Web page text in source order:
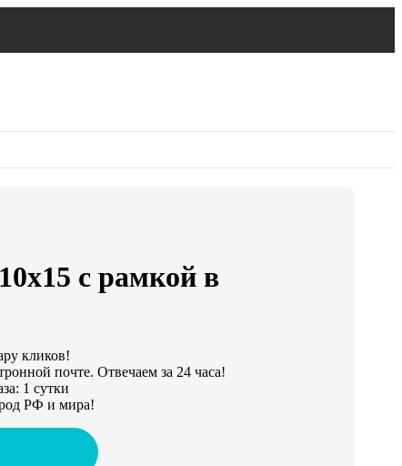
с рамкой в
кликов!
почте. Отвечаем за 24 часа!
1 сутки
РФ и мира!